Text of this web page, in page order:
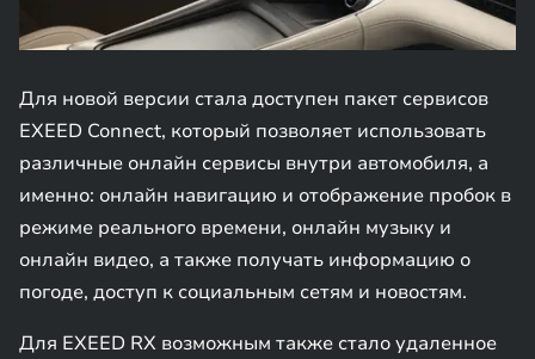
Для новой версии стала доступен пакет сервисов
EXEED Connect, который позволяет использовать
различные онлайн сервисы внутри автомобиля, а
именно: онлайн навигацию и отображение пробок в
режиме реального времени, онлайн музыку и
онлайн видео, а также получать информацию о
погоде, доступ к социальным сетям и новостям.
Для EXEED RX возможным также стало удаленное